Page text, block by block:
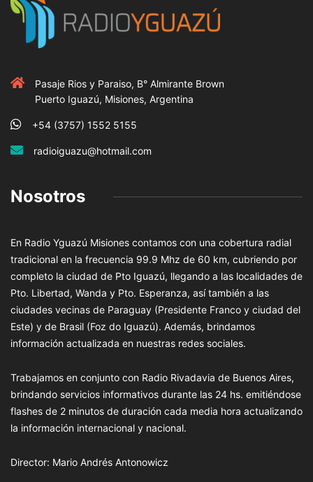
Pasaje Rios y Paraiso, B° Almirante Brown
Puerto Iguazú, Misiones, Argentina
+54 (3757) 1552 5155
radioiguazu@hotmail.com
Nosotros
En Radio Yguazú Misiones contamos con una cobertura radial
tradicional en la frecuencia 99.9 Mhz de 60 km, cubriendo por
completo la ciudad de Pto Iguazú, llegando a las localidades de
Pto. Libertad, Wanda y Pto. Esperanza, así también a las
ciudades vecinas de Paraguay (Presidente Franco y ciudad del
Este) y de Brasil (Foz do Iguazú). Además, brindamos
información actualizada en nuestras redes sociales.
Trabajamos en conjunto con Radio Rivadavia de Buenos Aires,
brindando servicios informativos durante las 24 hs. emitiéndose
flashes de 2 minutos de duración cada media hora actualizando
la información internacional y nacional.
Director: Mario Andrés Antonowicz